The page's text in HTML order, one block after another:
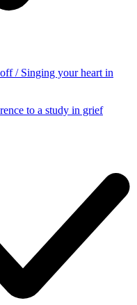
/ Singing your heart in
to a study in grief